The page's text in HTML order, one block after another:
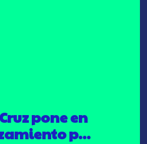
pone en
p...